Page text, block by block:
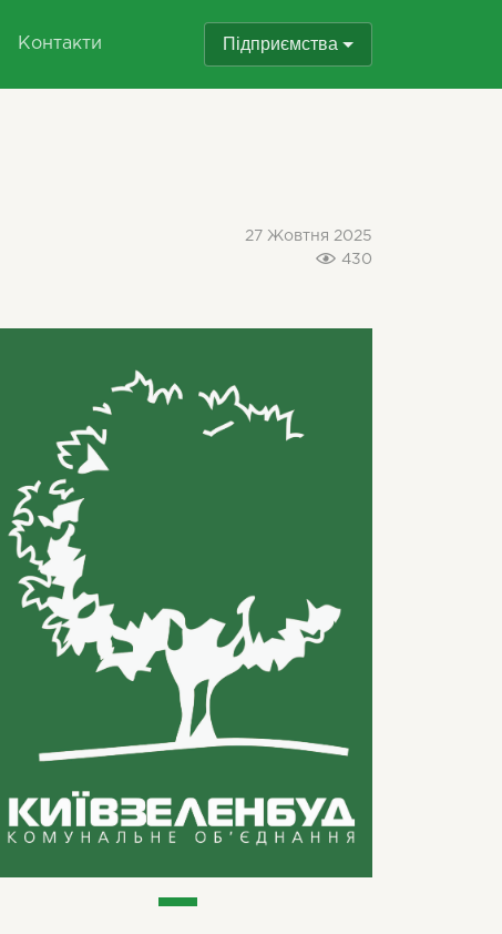
Контакти Підприємства
27 Жовтня 2025
430